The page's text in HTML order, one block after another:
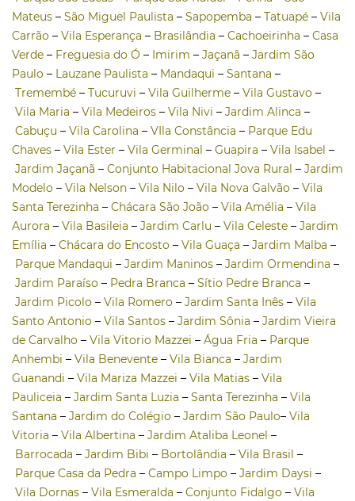
Mateus – São Miguel Paulista – Sapopemba – Tatuapé – Vila
Carrão – Vila Esperança – Brasilândia – Cachoeirinha – Casa
Verde – Freguesia do Ó – Imirim – Jaçanã – Jardim São
Paulo – Lauzane Paulista – Mandaqui – Santana –
Tremembé – Tucuruvi – Vila Guilherme – Vila Gustavo –
Vila Maria – Vila Medeiros – Vila Nivi – Jardim Alinca –
Cabuçu – Vila Carolina – VIla Constância – Parque Edu
Chaves – Vila Ester – Vila Germinal – Guapira – Vila Isabel –
Jardim Jaçanã – Conjunto Habitacional Jova Rural – Jardim
Modelo – Vila Nelson – Vila Nilo – Vila Nova Galvão – Vila
Santa Terezinha – Chácara São João – Vila Amélia – Vila
Aurora – Vila Basileia – Jardim Carlu – Vila Celeste – Jardim
Emília – Chácara do Encosto – Vila Guaça – Jardim Malba –
Parque Mandaqui – Jardim Maninos – Jardim Ormendina –
Jardim Paraíso – Pedra Branca – Sítio Pedre Branca –
Jardim Picolo – Vila Romero – Jardim Santa Inês – Vila
Santo Antonio – Vila Santos – Jardim Sônia – Jardim Vieira
de Carvalho – Vila Vitorio Mazzei – Água Fria – Parque
Anhembi – Vila Benevente – Vila Bianca – Jardim
Guanandi – Vila Mariza Mazzei – Vila Matias – Vila
Pauliceia – Jardim Santa Luzia – Santa Terezinha – Vila
Santana – Jardim do Colégio – Jardim São Paulo– Vila
Vitoria – Vila Albertina – Jardim Ataliba Leonel –
Barrocada – Jardim Bibi – Bortolândia – Vila Brasil –
Parque Casa da Pedra – Campo Limpo – Jardim Daysi –
Vila Dornas – Vila Esmeralda – Conjunto Fidalgo – Vila